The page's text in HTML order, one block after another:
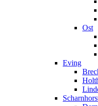
Ost
Eving